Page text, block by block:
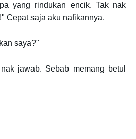
yang rindukan encik. Tak nak
Cepat saja aku nafikannya.
saya?"
jawab. Sebab memang betul